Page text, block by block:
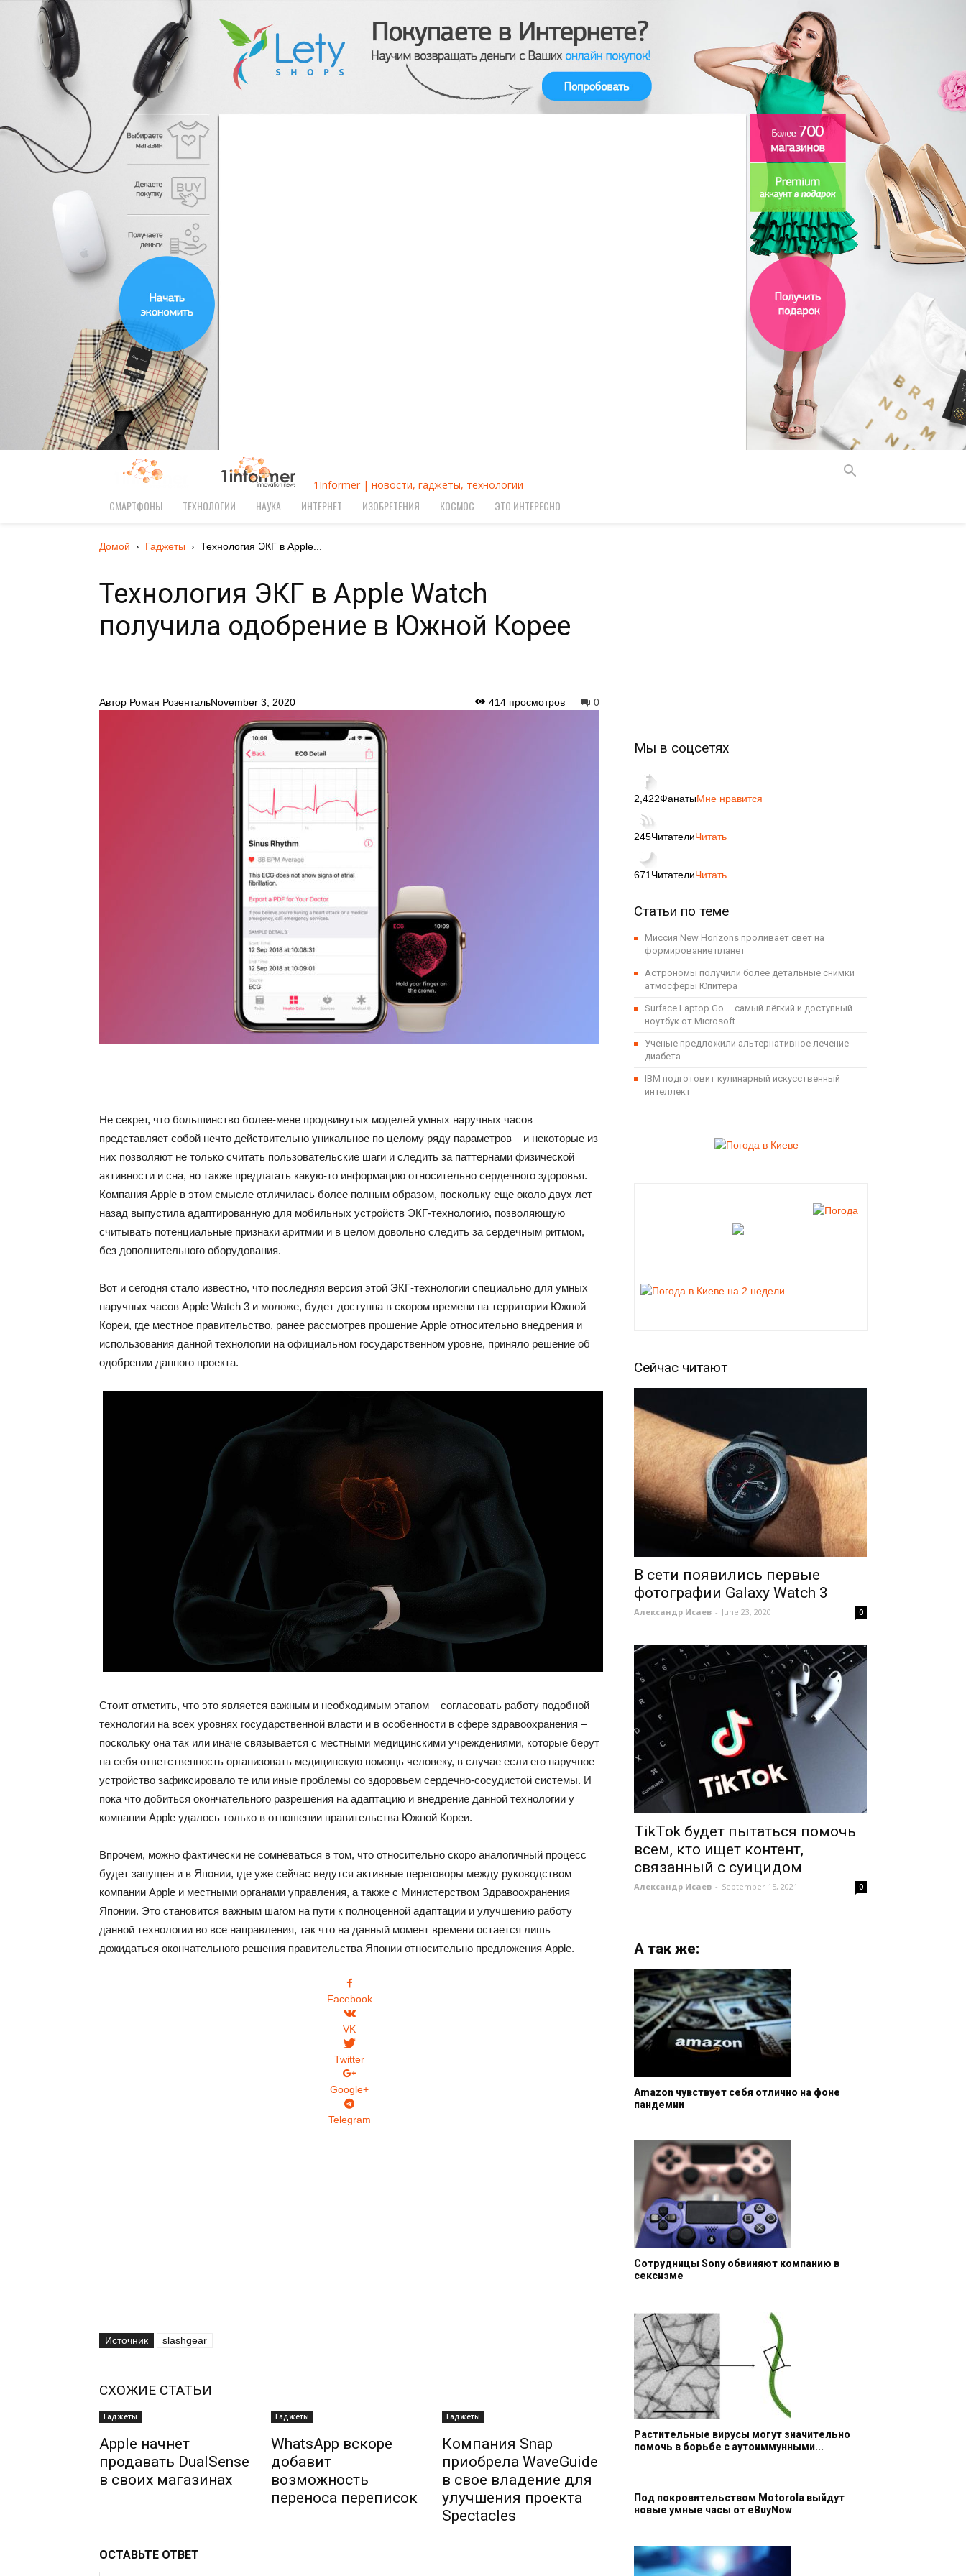
1Informer | новости, гаджеты, технологии
СМАРТФОНЫ ТЕХНОЛОГИИ НАУКА ИНТЕРНЕТ ИЗОБРЕТЕНИЯ КОСМОС ЭТО ИНТЕРЕСНО
Домой Гаджеты Технология ЭКГ в Apple...
Технология ЭКГ в Apple Watch
получила одобрение в Южной Корее
Автор Роман РозентальNovember 3, 2020 0
414 просмотров
Не секрет, что большинство более-мене продвинутых моделей умных наручных часов
представляет собой нечто действительно уникальное по целому ряду параметров – и некоторые из
них позволяют не только считать пользовательские шаги и следить за паттернами физической
активности и сна, но также предлагать какую-то информацию относительно сердечного здоровья.
Компания Apple в этом смысле отличилась более полным образом, поскольку еще около двух лет
назад выпустила адаптированную для мобильных устройств ЭКГ-технологию, позволяющую
считывать потенциальные признаки аритмии и в целом довольно следить за сердечным ритмом,
без дополнительного оборудования.
Вот и сегодня стало известно, что последняя версия этой ЭКГ-технологии специально для умных
наручных часов Apple Watch 3 и моложе, будет доступна в скором времени на территории Южной
Кореи, где местное правительство, ранее рассмотрев прошение Apple относительно внедрения и
использования данной технологии на официальном государственном уровне, приняло решение об
одобрении данного проекта.
Стоит отметить, что это является важным и необходимым этапом – согласовать работу подобной
технологии на всех уровнях государственной власти и в особенности в сфере здравоохранения –
поскольку она так или иначе связывается с местными медицинскими учреждениями, которые берут
на себя ответственность организовать медицинскую помощь человеку, в случае если его наручное
устройство зафиксировало те или иные проблемы со здоровьем сердечно-сосудистой системы. И
пока что добиться окончательного разрешения на адаптацию и внедрение данной технологии у
компании Apple удалось только в отношении правительства Южной Кореи.
Впрочем, можно фактически не сомневаться в том, что относительно скоро аналогичный процесс
будет запущен и в Японии, где уже сейчас ведутся активные переговоры между руководством
компании Apple и местными органами управления, а также с Министерством Здравоохранения
Японии. Это становится важным шагом на пути к полноценной адаптации и улучшению работу
данной технологии во все направления, так что на данный момент времени остается лишь
дожидаться окончательного решения правительства Японии относительно предложения Apple.
Facebook
VK
Twitter
Google+
Telegram
Источник slashgear
СХОЖИЕ СТАТЬИ
Гаджеты
Apple начнет
продавать DualSense
в своих магазинах
Гаджеты
WhatsApp вскоре
добавит
возможность
переноса переписок
Гаджеты
Компания Snap
приобрела WaveGuide
в свое владение для
улучшения проекта
Spectacles
ОСТАВЬТЕ ОТВЕТ
Мы в соцсетях
2,422ФанатыМне нравится
245ЧитателиЧитать
671 ЧитателиЧитать
Статьи по теме
Миссия New Horizons проливает свет на
формирование планет
Астрономы получили более детальные снимки
атмосферы Юпитера
Surface Laptop Go – самый лёгкий и доступный
ноутбук от Microsoft
Ученые предложили альтернативное лечение
диабета
IBM подготовит кулинарный искусственный
интеллект
Сейчас читают
В сети появились первые
фотографии Galaxy Watch 3
Александр Исаев - June 23, 2020 0
TikTok будет пытаться помочь
всем, кто ищет контент,
связанный с суицидом
Александр Исаев - September 15, 2021 0
А так же:
Amazon чувствует себя отлично на фоне
пандемии
Сотрудницы Sony обвиняют компанию в
сексизме
Растительные вирусы могут значительно
помочь в борьбе с аутоиммунными...
Под покровительством Motorola выйдут
новые умные часы от eBuyNow